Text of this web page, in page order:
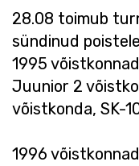
28.08 toimub
sündinud poistele
1995
Juunior 2
võistkonda, SK-
1996